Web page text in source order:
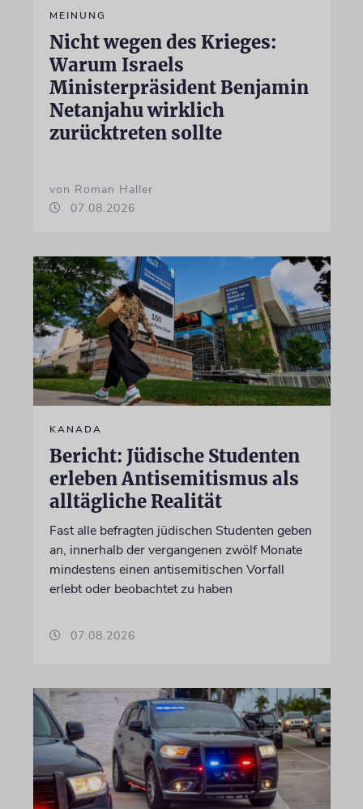
MEINUNG
Nicht wegen des Krieges:
Warum Israels
Ministerpräsident Benjamin
Netanjahu wirklich
zurücktreten sollte
von Roman Haller
07.08.2026
KANADA
Bericht: Jüdische Studenten
erleben Antisemitismus als
alltägliche Realität
Fast alle befragten jüdischen Studenten geben
an, innerhalb der vergangenen zwölf Monate
mindestens einen antisemitischen Vorfall
erlebt oder beobachtet zu haben
07.08.2026